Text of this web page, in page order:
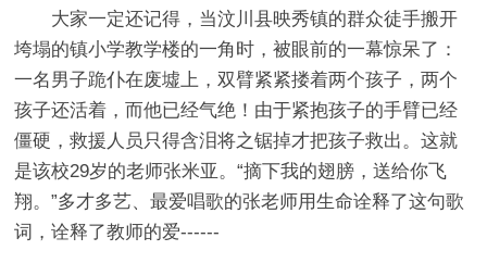
大家一定还记得，当汶川县映秀镇的群众徒手搬开
垮塌的镇小学教学楼的一角时，被眼前的一幕惊呆了：
一名男子跪仆在废墟上，双臂紧紧搂着两个孩子，两个
孩子还活着，而他已经气绝！由于紧抱孩子的手臂已经
僵硬，救援人员只得含泪将之锯掉才把孩子救出。这就
是该校29岁的老师张米亚。“摘下我的翅膀，送给你飞
翔。”多才多艺、最爱唱歌的张老师用生命诠释了这句歌
词，诠释了教师的爱------